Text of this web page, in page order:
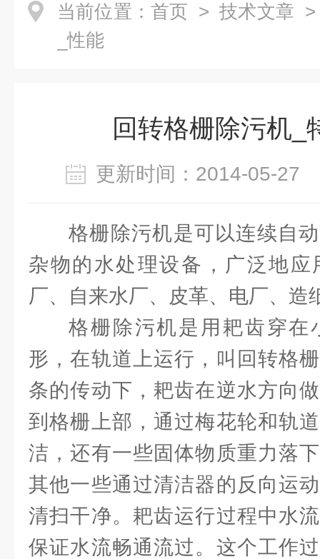
当前位置： 首页 > 技术文章
_性能
回转格栅除污机_
更新时间：2014-05-
格栅除污机是可以连续自
杂物的水处理设备，广泛地
厂、自来水厂、皮革、电厂、造
格栅除污机是用耙齿穿在
形，在轨道上运行，叫回转格
条的传动下，耙齿在逆水方向
到格栅上部，通过梅花轮和轨
洁，还有一些固体物质重力落
其他一些通过清洁器的反向运
清扫干净。耙齿运行过程中水
保证水流畅通流过。这个工作